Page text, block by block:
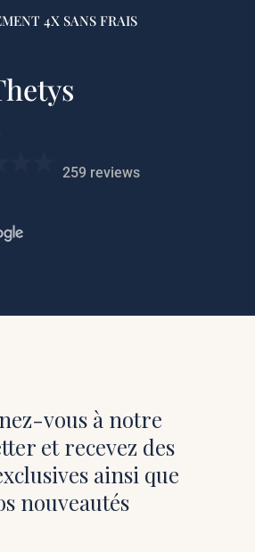
4X SANS FRAIS
259 reviews
vous à notre
et recevez des
ainsi que
nouveautés